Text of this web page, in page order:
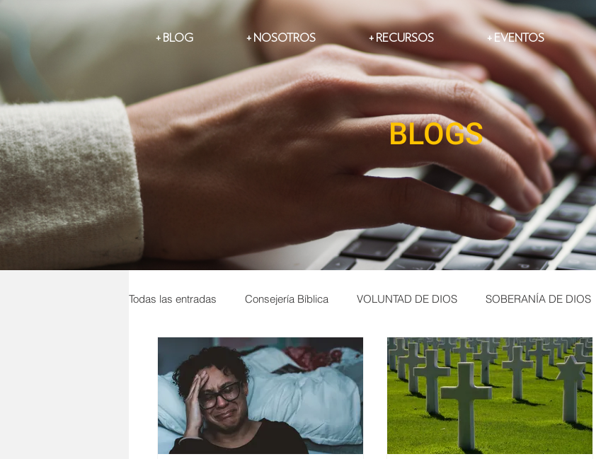
EVENTOS +
RECURSOS +
NOSOTROS +
BLOG +
BLOGS
Todas las entradas Consejería Bíblica VOLUNTAD DE DIOS SOBERANÍA DE DIOS
Sabiduría Hijos Perdón Dolor Evangelio Temores LAMENTO
AMOR CRISTIANO SUICIDIO ARREPENTIMIENTO MANIPULACIÓN